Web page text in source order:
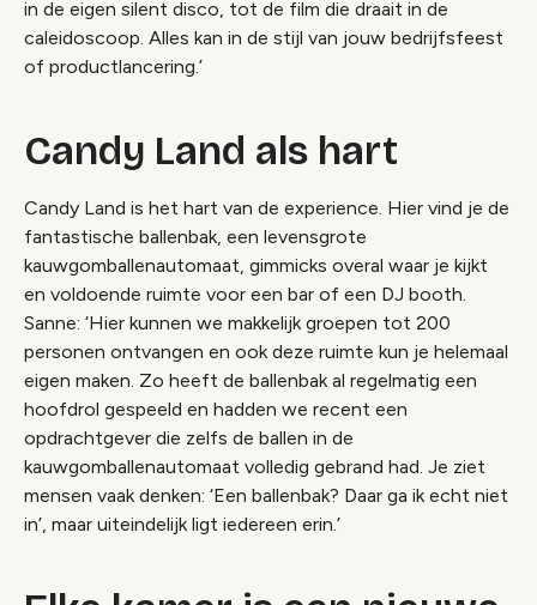
in de eigen silent disco, tot de film die draait in de
caleidoscoop. Alles kan in de stijl van jouw bedrijfsfeest
of productlancering.’
Candy Land als hart
Candy Land is het hart van de experience. Hier vind je de
fantastische ballenbak, een levensgrote
kauwgomballenautomaat, gimmicks overal waar je kijkt
en voldoende ruimte voor een bar of een DJ booth.
Sanne: ‘Hier kunnen we makkelijk groepen tot 200
personen ontvangen en ook deze ruimte kun je helemaal
eigen maken. Zo heeft de ballenbak al regelmatig een
hoofdrol gespeeld en hadden we recent een
opdrachtgever die zelfs de ballen in de
kauwgomballenautomaat volledig gebrand had. Je ziet
mensen vaak denken: ‘Een ballenbak? Daar ga ik echt niet
in’, maar uiteindelijk ligt iedereen erin.’